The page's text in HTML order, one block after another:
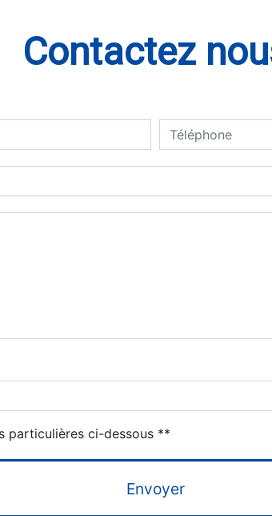
Contactez
particulières ci-dessous **
Envoyer